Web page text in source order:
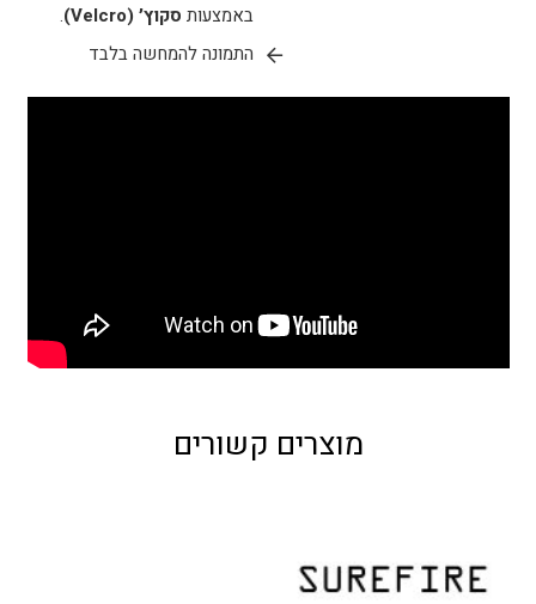
באמצעות סקוץ׳ (Velcro)
.
התמונה להמחשה בלבד
מוצרים קשורים